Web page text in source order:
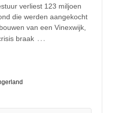
verliest 123 miljoen
die werden aangekocht
van een Vinexwijk,
braak …